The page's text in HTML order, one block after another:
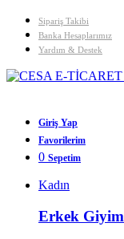
Sipariş Takibi
Banka Hesaplarımız
Yardım & Destek
Giriş Yap
Favorilerim
0 Sepetim
Kadın
Erkek Giyim